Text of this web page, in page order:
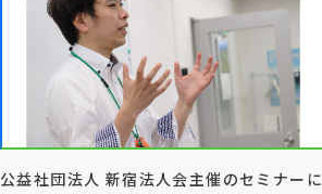
公益社団法人 新宿法人会主催のセミナーに